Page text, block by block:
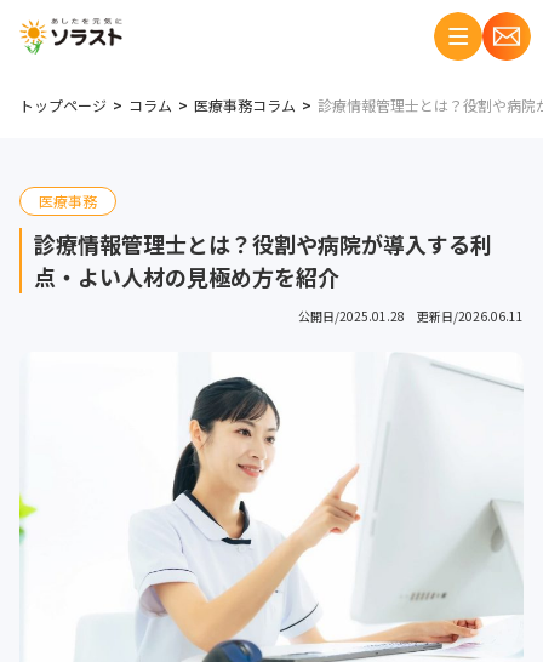
トップページ コラム 医療事務コラム 診療情報管理士とは？役割や病
医療事務
診療情報管理士とは？役割や病院が導入する利
点・よい人材の見極め方を紹介
公開日/2025.01.28 更新日/2026.06.11